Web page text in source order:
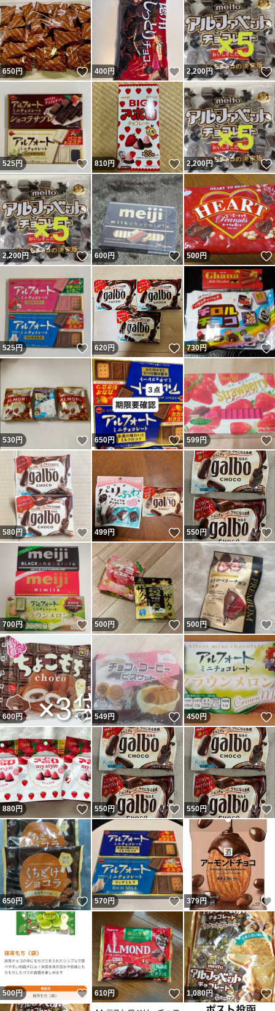
650円 いいね！
400円 いいね！
2,200円
525円 いいね！
810円 いいね！
2,200円
2,200円 いいね！
600円 いいね！
500円
525円 いいね！
620円 いいね！
730円
530円 いいね！
650円 いいね！
599円
580円 いいね！
499円 いいね！
550円
700円 いいね！
500円 いいね！
500円
600円 いいね！
549円 いいね！
450円
880円 いいね！
550円 いいね！
550円
650円 いいね！
570円 いいね！
379円
500円 いいね！
610円 いいね！
1,080円